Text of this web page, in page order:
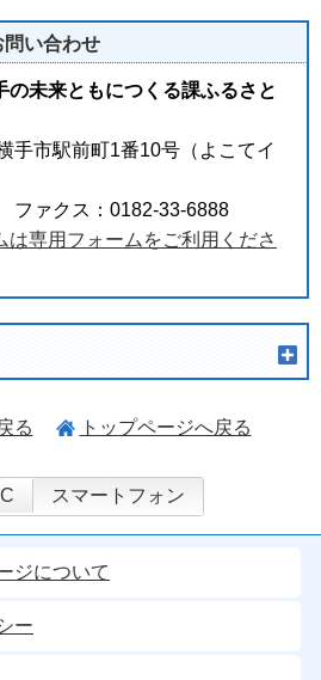
問い合わせ
の未来ともにつくる課ふるさと
市駅前町1番10号（よこてイ
ァクス：0182-33-6888
は専用フォームをご利用くださ
る トップページへ戻る
スマートフォン
ジについて
ー